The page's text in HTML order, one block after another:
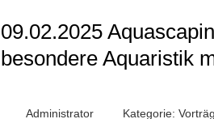
09.02.2025
besondere Aquaristik
Administrator Kategorie: